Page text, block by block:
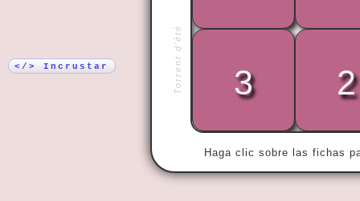
</> Incrustar Torrent d'été
Haga clic sobre las fichas
be free. »
3 2